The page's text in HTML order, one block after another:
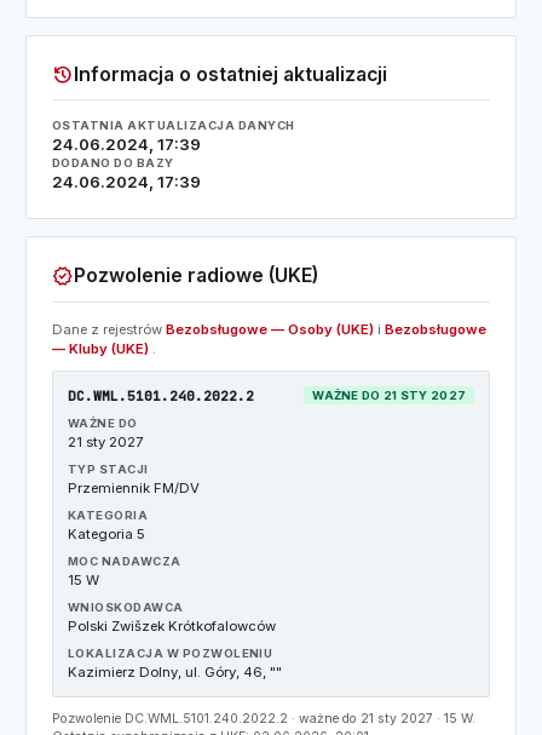
history Informacja o ostatniej aktualizacji
OSTATNIA AKTUALIZACJA DANYCH
24.06.2024, 17:39
DODANO DO BAZY
24.06.2024, 17:39
verified Pozwolenie radiowe (UKE)
Dane z rejestrów Bezobsługowe — Osoby (UKE) i Bezobsługowe
— Kluby (UKE)
DC.WML.5101.240.2022.2 WAŻNE DO 21 STY 2027
WAŻNE DO
21 sty 2027
TYP STACJI
Przemiennik FM/DV
KATEGORIA
Kategoria 5
MOC NADAWCZA
15 W
WNIOSKODAWCA
Polski Zwišzek Krótkofalowców
LOKALIZACJA W POZWOLENIU
Kazimierz Dolny, ul. Góry, 46, ""
Pozwolenie DC.WML.5101.240.2022.2 · ważne do 21 sty 2027 · 15 W.